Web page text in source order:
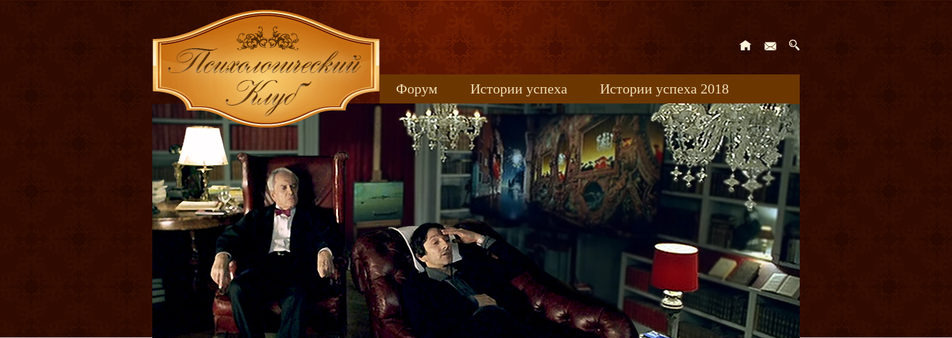
Форум Истории успеха
Истории успеха 2018
Книжные новинки
uspeh_2017